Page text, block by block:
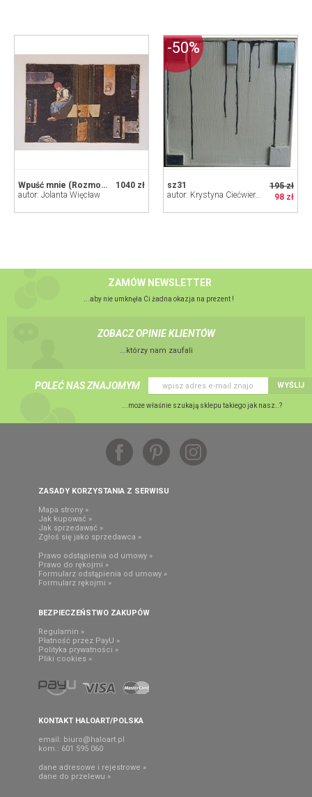
1040 zł
Wpuść mnie (Rozmowa z kamieniem)
autor: Jolanta Więcław
195 zł
98 zł
sz31
autor: Krystyna Ciećwierska
-50%
ZAMÓW NEWSLETTER
...aby nie umknęła Ci żadna okazja na prezent !
ZOBACZ OPINIE KLIENTÓW
...którzy nam zaufali
POLEĆ NAS ZNAJOMYM WYŚLIJ
...może właśnie szukają sklepu takiego jak nasz..?
ZASADY KORZYSTANIA Z SERWISU
Mapa strony »
Jak kupować »
Jak sprzedawać »
Zgłoś się jako sprzedawca »
Prawo odstąpienia od umowy »
Prawo do rękojmi »
Formularz odstąpienia od umowy »
Formularz rękojmi »
BEZPIECZEŃSTWO ZAKUPÓW
Regulamin »
Płatność przez PayU »
Polityka prywatności »
Pliki cookies »
KONTAKT HALOART/POLSKA
email: biuro@haloart.pl
kom.: 601 595 060
dane adresowe i rejestrowe »
dane do przelewu »